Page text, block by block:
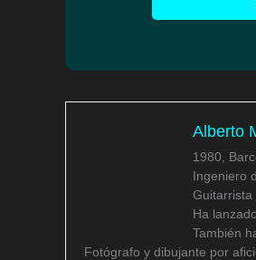
Alberto
1980,
Ingeniero
Guitarrista
Ha
También
Fotógrafo y dibujante por